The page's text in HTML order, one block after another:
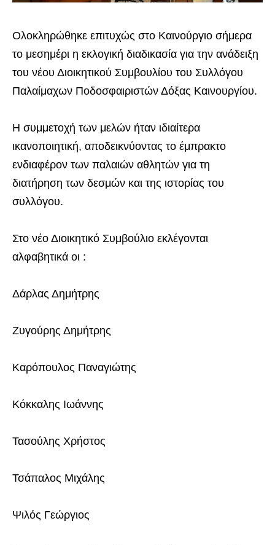
Ολοκληρώθηκε επιτυχώς στο Καινούργιο σήμερα
το μεσημέρι η εκλογική διαδικασία για την ανάδειξη
του νέου Διοικητικού Συμβουλίου του Συλλόγου
Παλαίμαχων Ποδοσφαιριστών Δόξας Καινουργίου.
Η συμμετοχή των μελών ήταν ιδιαίτερα
ικανοποιητική, αποδεικνύοντας το έμπρακτο
ενδιαφέρον των παλαιών αθλητών για τη
διατήρηση των δεσμών και της ιστορίας του
συλλόγου.
Στο νέο Διοικητικό Συμβούλιο εκλέγονται
αλφαβητικά οι :
Δάρλας Δημήτρης
Ζυγούρης Δημήτρης
Καρόπουλος Παναγιώτης
Κόκκαλης Ιωάννης
Τασούλης Χρήστος
Τσάπαλος Μιχάλης
Ψιλός Γεώργιος